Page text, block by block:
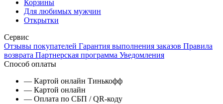
Корзины
Для любимых мужчин
Открытки
Сервис
Отзывы покупателей Гарантия выполнения заказов Правила
возврата Партнерская программа Уведомления
Способ оплаты
— Картой онлайн Тинькофф
— Картой онлайн
— Оплата по СБП / QR-коду